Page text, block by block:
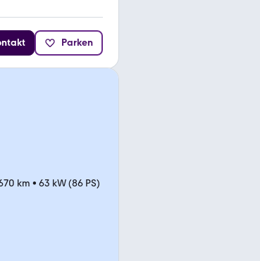
Parken
km • 63 kW (86 PS)